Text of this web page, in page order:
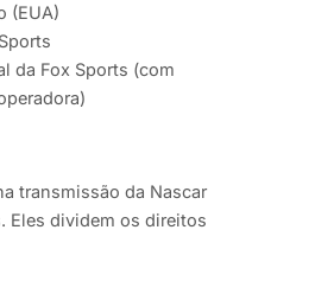
(EUA)
da Fox Sports (com
transmissão da Nascar
Eles dividem os direitos